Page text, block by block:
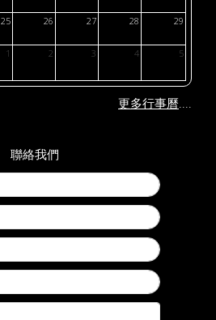
25 26 27 28 29
1 2 3 4 5
更多行事曆....
聯絡我們